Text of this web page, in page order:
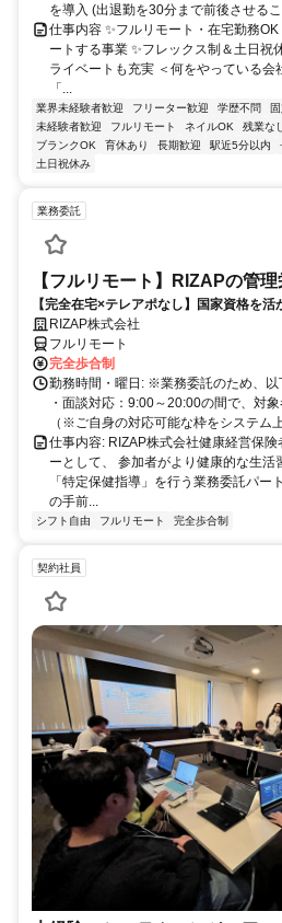
を導入 (出退勤を30分まで前後させるこ
仕事内容 ✨フルリモート・在宅勤務
ートする事業 ✨フレックス制＆土日祝
ライベートも充実 ＜何をやっている会
「...
業界未経験者歓迎 フリーター歓迎 学歴不問
未経験者歓迎
フルリモート ネイルOK 残業なし
ブランクOK
育休あり 長期歓迎 駅近5分以内
土日祝休み
業務委託
【フルリモート】RIZAPの管
【完全在宅×テレアポなし】国家資格を
う一つの安心」を。主婦・Wワーカー活
方以降の数時間だけ」など、生活リズム
す。1件ごとの成果報酬型だから、頑張っ
に。充実のサポート体制で、安心の在宅
RIZAP株式会社
フルリモート
完全歩合制
勤務時間・曜日: ※業務委託のため、以
・面談対応：9:00～20:00の間で、対
（※ご自身の対応可能な枠をシステム
仕事内容: RIZAP株式会社健康経営保
ーとして、 参加者がより健康的な生活
「特定保健指導」を行う業務委託パー
の手前...
シフト自由 フルリモート 完全歩合制
契約社員